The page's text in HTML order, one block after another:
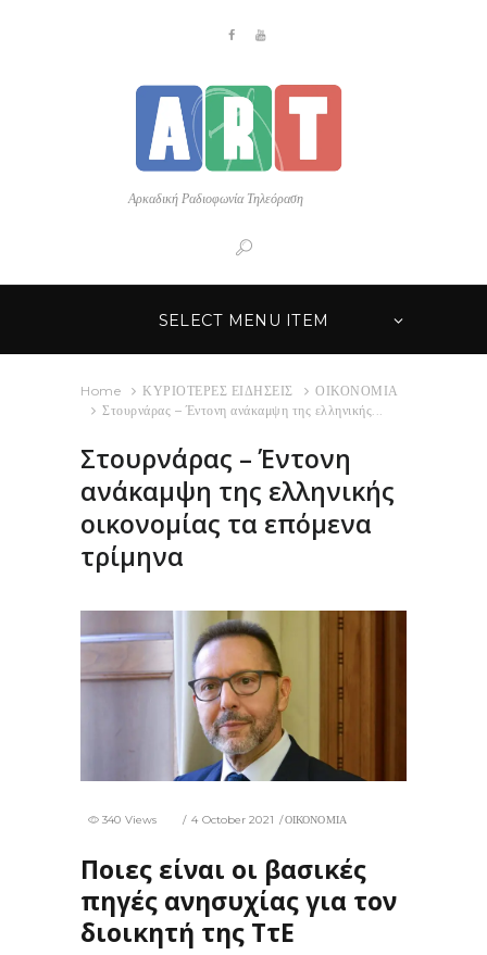
Αρκαδική Ραδιοφωνία Τηλεόραση
SELECT MENU ITEM
Home ΚΥΡΙΟΤΕΡΕΣ ΕΙΔΗΣΕΙΣ
ΟΙΚΟΝΟΜΙΑ
Στουρνάρας – Έντονη ανάκαμψη της ελληνικής...
Στουρνάρας – Έντονη
ανάκαμψη της ελληνικής
οικονομίας τα επόμενα
τρίμηνα
4 October 2021 ΟΙΚΟΝΟΜΙΑ
340 Views
Ποιες είναι οι βασικές
πηγές ανησυχίας για τον
διοικητή της ΤτΕ